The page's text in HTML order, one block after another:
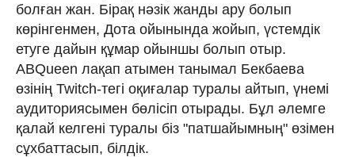
болған жан. Бірақ нәзік жанды ару болып
көрінгенмен, Дота ойынында жойып, үстемдік
етуге дайын құмар ойыншы болып отыр.
ABQueen лақап атымен танымал Бекбаева
өзінің Twitch-тегі оқиғалар туралы айтып, үнемі
аудиториясымен бөлісіп отырады. Бұл әлемге
қалай келгені туралы біз "патшайымның" өзімен
сұхбаттасып, білдік.